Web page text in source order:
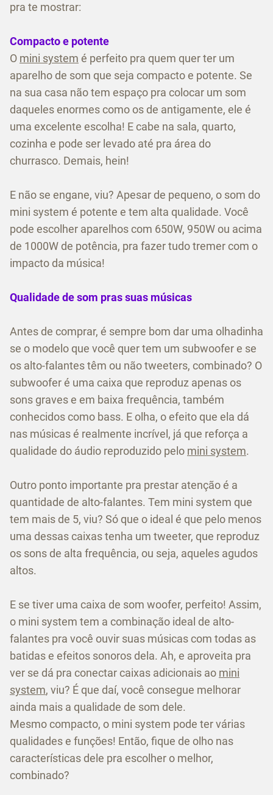
pra te mostrar:
Compacto e potente
O mini system é perfeito pra quem quer ter um
aparelho de som que seja compacto e potente. Se
na sua casa não tem espaço pra colocar um som
daqueles enormes como os de antigamente, ele é
uma excelente escolha! E cabe na sala, quarto,
cozinha e pode ser levado até pra área do
churrasco. Demais, hein!
E não se engane, viu? Apesar de pequeno, o som do
mini system é potente e tem alta qualidade. Você
pode escolher aparelhos com 650W, 950W ou acima
de 1000W de potência, pra fazer tudo tremer com o
impacto da música!
Qualidade de som pras suas músicas
Antes de comprar, é sempre bom dar uma olhadinha
se o modelo que você quer tem um subwoofer e se
os alto-falantes têm ou não tweeters, combinado? O
subwoofer é uma caixa que reproduz apenas os
sons graves e em baixa frequência, também
conhecidos como bass. E olha, o efeito que ela dá
nas músicas é realmente incrível, já que reforça a
qualidade do áudio reproduzido pelo mini system.
Outro ponto importante pra prestar atenção é a
quantidade de alto-falantes. Tem mini system que
tem mais de 5, viu? Só que o ideal é que pelo menos
uma dessas caixas tenha um tweeter, que reproduz
os sons de alta frequência, ou seja, aqueles agudos
altos.
E se tiver uma caixa de som woofer, perfeito! Assim,
o mini system tem a combinação ideal de alto-
falantes pra você ouvir suas músicas com todas as
batidas e efeitos sonoros dela. Ah, e aproveita pra
ver se dá pra conectar caixas adicionais ao mini
system, viu? É que daí, você consegue melhorar
ainda mais a qualidade de som dele.
Mesmo compacto, o mini system pode ter várias
qualidades e funções! Então, fique de olho nas
características dele pra escolher o melhor,
combinado?